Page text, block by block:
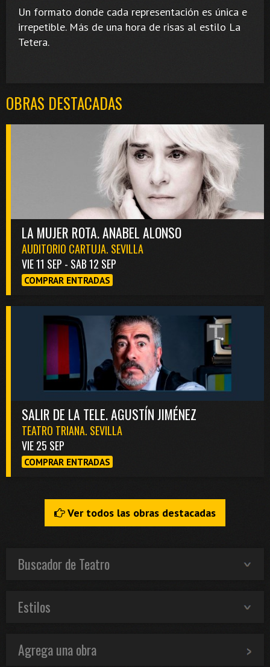
Un formato donde cada representación es única e
irrepetible. Más de una hora de risas al estilo La
Tetera.
OBRAS DESTACADAS
LA MUJER ROTA. ANABEL ALONSO
AUDITORIO CARTUJA. SEVILLA
VIE 11 SEP - SAB 12 SEP
COMPRAR ENTRADAS
SALIR DE LA TELE. AGUSTÍN JIMÉNEZ
TEATRO TRIANA. SEVILLA
VIE 25 SEP
COMPRAR ENTRADAS
Ver todos las obras destacadas
Buscador de Teatro
Estilos
Agrega una obra